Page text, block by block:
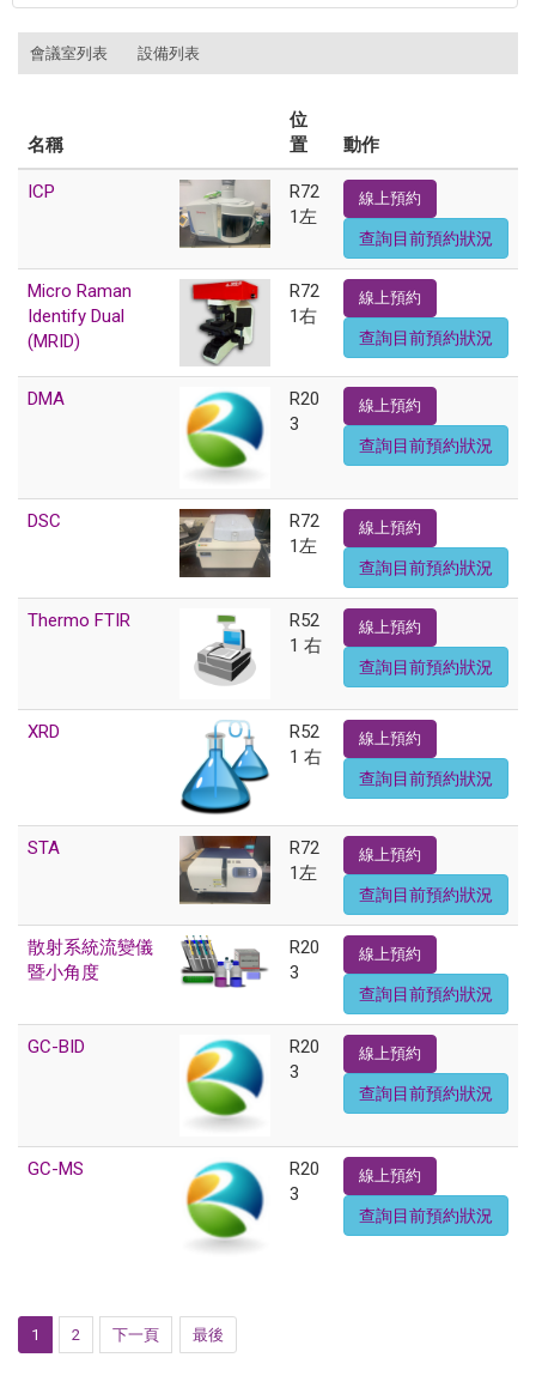
會議室列表 設備列表
名稱
位
置
動作
ICP
R72
1左
線上預約
查詢目前預約狀況
Micro Raman
Identify Dual
(MRID)
R72
1右
線上預約
查詢目前預約狀況
DMA
R20
3
線上預約
查詢目前預約狀況
DSC
R72
1左
線上預約
查詢目前預約狀況
Thermo FTIR
R52
1 右
線上預約
查詢目前預約狀況
XRD
R52
1 右
線上預約
查詢目前預約狀況
STA
R72
1左
線上預約
查詢目前預約狀況
散射系統流變儀
暨小角度
R20
3
線上預約
查詢目前預約狀況
GC-BID
R20
3
線上預約
查詢目前預約狀況
GC-MS
R20
3
線上預約
查詢目前預約狀況
1 2 下一頁 最後